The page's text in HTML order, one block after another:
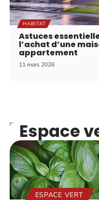
HABITAT
Astuces
l’achat d’une
appartement
11 mars 2026
Espace
ESPACE VERT